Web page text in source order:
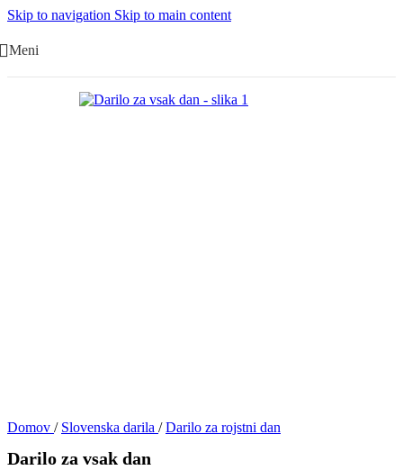
Skip to navigation Skip to main content
Meni
Domov / Slovenska darila / Darilo za rojstni dan
Darilo za vsak dan